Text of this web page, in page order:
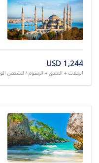
USD 1,244
الرحلات + الفندق + الرسوم / للشخص